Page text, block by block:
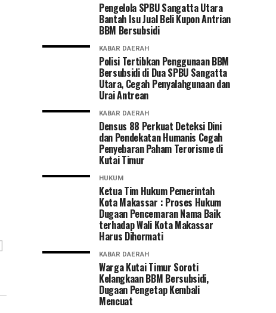
Pengelola SPBU Sangatta Utara
Bantah Isu Jual Beli Kupon Antrian
BBM Bersubsidi
KABAR DAERAH
Polisi Tertibkan Penggunaan BBM
Bersubsidi di Dua SPBU Sangatta
Utara, Cegah Penyalahgunaan dan
Urai Antrean
KABAR DAERAH
Densus 88 Perkuat Deteksi Dini
dan Pendekatan Humanis Cegah
Penyebaran Paham Terorisme di
Kutai Timur
HUKUM
Ketua Tim Hukum Pemerintah
Kota Makassar : Proses Hukum
Dugaan Pencemaran Nama Baik
terhadap Wali Kota Makassar
Harus Dihormati
KABAR DAERAH
Warga Kutai Timur Soroti
Kelangkaan BBM Bersubsidi,
Dugaan Pengetap Kembali
Mencuat